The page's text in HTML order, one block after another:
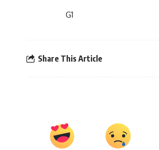
G1
Share This Article